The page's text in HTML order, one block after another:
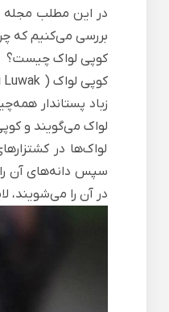
در این مطلب مجله
بررسی می‌کنیم که
کوپی لواک چیست؟
کوپی لواک ( Luwak
زباد پستاندار
لواک می‌گویند و
لواک‌ها در
سپس دانه‌های آن را
در آن را می‌شویند،